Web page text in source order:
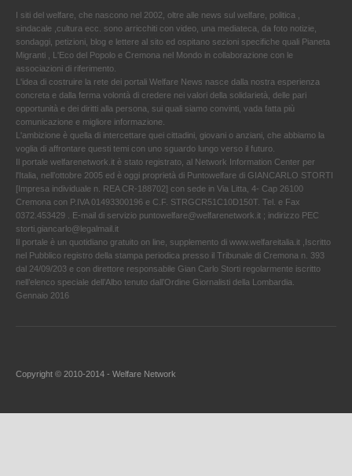
I siti del welfare, che nascono nel 2002, oltre alle news sul welfare, politica ,
sindacale ,cultura ecc. sono arricchiti con video, una mediateca, da foto notizie,
sondaggi, petizioni, blog e lettere al sito ed ospitano sezioni specifiche quali Pianeta
Migranti , L'Eco del Popolo e Cremona nel Mondo in collaborazione con le
associazioni di riferimento.
L'idea di costruire la rete dei portali Welfare News nasce dalla nostra esperienza
concreta e dalla ferma volontà di credere nei valori della solidarietà, delle pari
opportunità e dei diritti alla persona, sui quali siamo convinti, vada fatta più
comunicazione e migliore informazione.
L'ambizione è quella di intercettare quei cittadini, giovani o anziani, che abbiamo la
voglia di affrontare questi temi con uno sguardo lungo verso il futuro.
Il portale welfarenetwork.it è stato registrato, al Network Information Center per
l'Italia, nell’ottobre 2005 ed è oggi proprietà di Puntowelfare di GIANCARLO STORTI
[Impresa individuale n. REA CR-188702] con sede in Via Litta, 4- Cap 26100
Cremona con P.IVA 01493300196 e C.F. STRGCR51C10D150T. Tel. e Fax
0372.453429 . E-mail di servizio puntowelfare@welfarenetwork.it ; indirizzo PEC
storti.giancarlo@legalmail.it
Il portale è un quotidiano gratuito on line, supplemento di www.welfareitalia.it ,Iscritto
nel Pubblico registro della stampa periodica presso il Tribunale di Cremona n. 393
dal 24/09/203 e con direttore responsabile Gian Carlo Storti regolarmente iscritto
nell’elenco speciale dell’Albo tenuto dall’Ordine Giornalisti della Lombardia.
Gennaio 2016
Copyright © 2010-2014 - Welfare Network